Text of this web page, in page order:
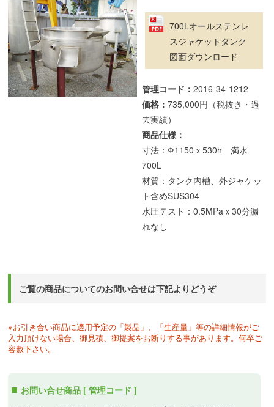
700Lオールステンレ
スジャケットタンク
図面ダウンロード
管理コード：2016-34-1212
価格：735,000円（税抜き・過
去実績）
商品仕様：
寸法：Φ1150ｘ530h 満水
700L
材質：タンク内槽、外ジャケッ
ト含めSUS304
水圧テスト：0.5MPaｘ30分漏
れなし
ご覧の商品についてのお問い合せは下記よりどうぞ
※お引き合い商品に適用予定の「製品」、「生産量」等の詳細情報がご
入力頂けない場合、御見積、御提案をお断りする事があります。何卒ご
容赦下さい。
お問い合せ商品 [ 管理コード ]